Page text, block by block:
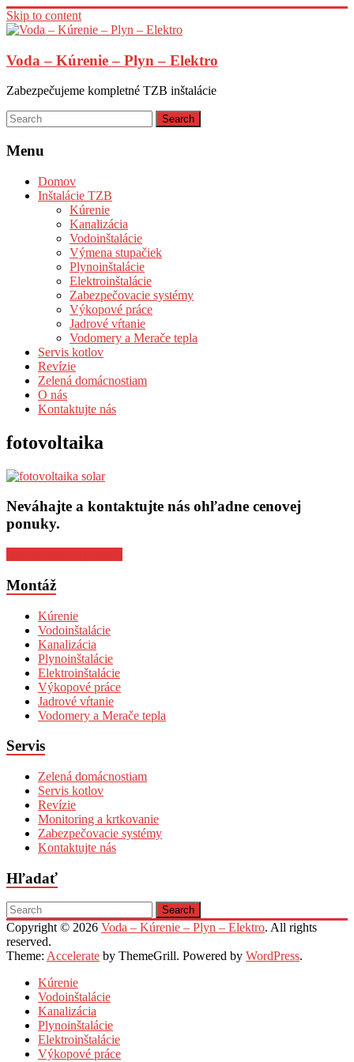
Skip to content
Voda – Kúrenie – Plyn – Elektro
Zabezpečujeme kompletné TZB inštalácie
Menu
Domov
Inštalácie TZB
Kúrenie
Kanalizácia
Vodoinštalácie
Výmena stupačiek
Plynoinštalácie
Elektroinštalácie
Zabezpečovacie systémy
Výkopové práce
Jadrové vŕtanie
Vodomery a Merače tepla
Servis kotlov
Revízie
Zelená domácnostiam
O nás
Kontaktujte nás
fotovoltaika
Neváhajte a kontaktujte nás ohľadne cenovej
ponuky.
Montáž
Kúrenie
Vodoinštalácie
Kanalizácia
Plynoinštalácie
Elektroinštalácie
Výkopové práce
Jadrové vŕtanie
Vodomery a Merače tepla
Servis
Zelená domácnostiam
Servis kotlov
Revízie
Monitoring a krtkovanie
Zabezpečovacie systémy
Kontaktujte nás
Hľadať
Copyright © 2026 Voda – Kúrenie – Plyn – Elektro. All rights
reserved.
Theme: Accelerate by ThemeGrill. Powered by WordPress.
Kúrenie
Vodoinštalácie
Kanalizácia
Plynoinštalácie
Elektroinštalácie
Výkopové práce